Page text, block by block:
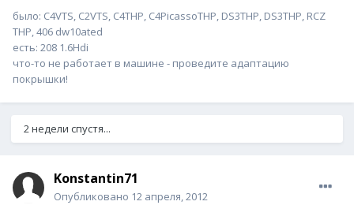
было: С4VTS, C2VTS, C4THP, C4PicassoTHP, DS3THP, DS3THP, RCZ
THP, 406 dw10ated
есть: 208 1.6Hdi
что-то не работает в машине - проведите адаптацию
покрышки!
2 недели спустя...
Konstantin71
Опубликовано 12 апреля, 2012